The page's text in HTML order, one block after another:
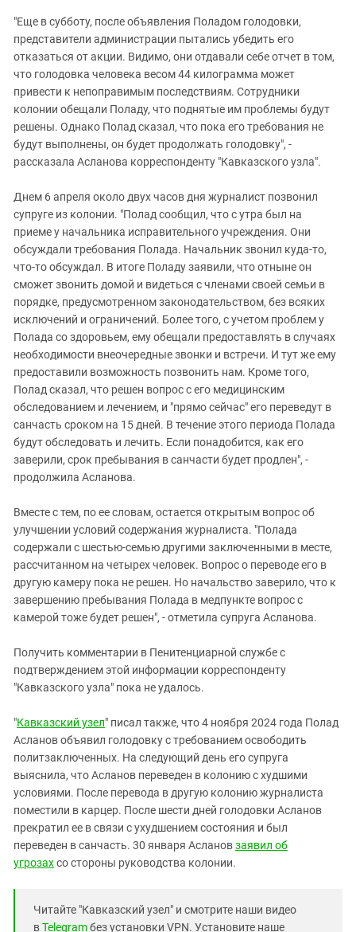
"Еще в субботу, после объявления Поладом голодовки,
представители администрации пытались убедить его
отказаться от акции. Видимо, они отдавали себе отчет в том,
что голодовка человека весом 44 килограмма может
привести к непоправимым последствиям. Сотрудники
колонии обещали Поладу, что поднятые им проблемы будут
решены. Однако Полад сказал, что пока его требования не
будут выполнены, он будет продолжать голодовку", -
рассказала Асланова корреспонденту "Кавказского узла".
Днем 6 апреля около двух часов дня журналист позвонил
супруге из колонии. "Полад сообщил, что с утра был на
приеме у начальника исправительного учреждения. Они
обсуждали требования Полада. Начальник звонил куда-то,
что-то обсуждал. В итоге Поладу заявили, что отныне он
сможет звонить домой и видеться с членами своей семьи в
порядке, предусмотренном законодательством, без всяких
исключений и ограничений. Более того, с учетом проблем у
Полада со здоровьем, ему обещали предоставлять в случаях
необходимости внеочередные звонки и встречи. И тут же ему
предоставили возможность позвонить нам. Кроме того,
Полад сказал, что решен вопрос с его медицинским
обследованием и лечением, и "прямо сейчас" его переведут в
санчасть сроком на 15 дней. В течение этого периода Полада
будут обследовать и лечить. Если понадобится, как его
заверили, срок пребывания в санчасти будет продлен", -
продолжила Асланова.
Вместе с тем, по ее словам, остается открытым вопрос об
улучшении условий содержания журналиста. "Полада
содержали с шестью-семью другими заключенными в месте,
рассчитанном на четырех человек. Вопрос о переводе его в
другую камеру пока не решен. Но начальство заверило, что к
завершению пребывания Полада в медпункте вопрос с
камерой тоже будет решен", - отметила супруга Асланова.
Получить комментарии в Пенитенциарной службе с
подтверждением этой информации корреспонденту
"Кавказского узла" пока не удалось.
"Кавказский узел" писал также, что 4 ноября 2024 года Полад
Асланов объявил голодовку с требованием освободить
политзаключенных. На следующий день его супруга
выяснила, что Асланов переведен в колонию с худшими
условиями. После перевода в другую колонию журналиста
поместили в карцер. После шести дней голодовки Асланов
прекратил ее в связи с ухудшением состояния и был
переведен в санчасть. 30 января Аслановзаявил об
угрозахсо стороны руководства колонии.
Читайте "Кавказский узел" и смотрите наши видео
вTelegramбез установки VPN. Установите наше